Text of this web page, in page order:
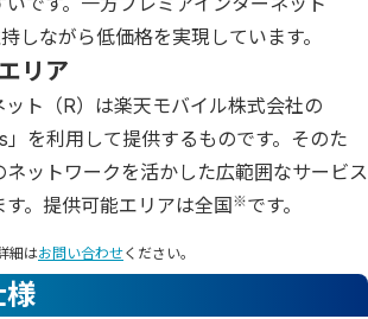
しながら低価格を実現しています。
リア
ト（R）は楽天モバイル株式会社の
」を利用して提供するものです。そのた
ットワークを活かした広範囲なサービス
。提供可能エリアは全国 ※です。
細はお問い合わせください。
様